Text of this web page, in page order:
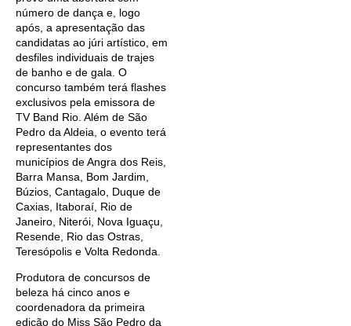
número de dança e, logo
após, a apresentação das
candidatas ao júri artístico, em
desfiles individuais de trajes
de banho e de gala. O
concurso também terá flashes
exclusivos pela emissora de
TV Band Rio. Além de São
Pedro da Aldeia, o evento terá
representantes dos
municípios de Angra dos Reis,
Barra Mansa, Bom Jardim,
Búzios, Cantagalo, Duque de
Caxias, Itaboraí, Rio de
Janeiro, Niterói, Nova Iguaçu,
Resende, Rio das Ostras,
Teresópolis e Volta Redonda.
Produtora de concursos de
beleza há cinco anos e
coordenadora da primeira
edição do Miss São Pedro da